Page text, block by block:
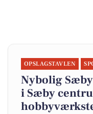
OPSLAGSTAVLEN
Nybolig
i Sæby